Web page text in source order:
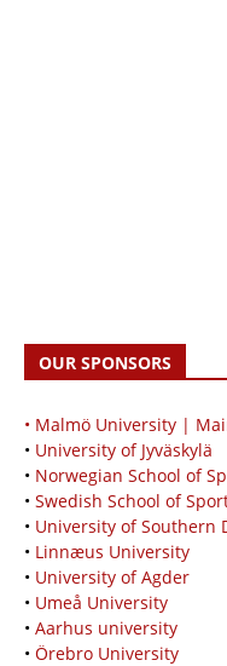
OUR SPONSORS
• Malmö University |
• University of Jyväskylä
• Norwegian School of
• Swedish School of
• University of Southern
• Linnæus University
• University of Agder
• Umeå University
• Aarhus university
• Örebro University